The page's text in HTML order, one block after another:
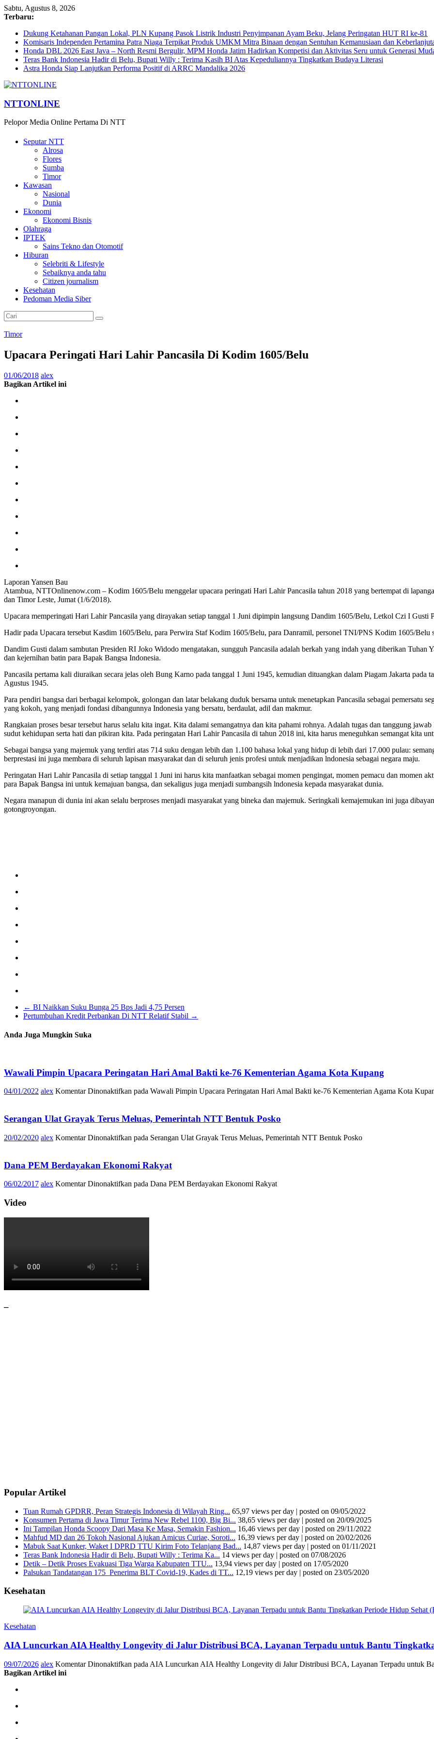
Sabtu, Agustus 8, 2026
Terbaru:
Dukung Ketahanan Pangan Lokal, PLN Kupang Pasok Listrik Industri Penyimpanan Ayam Beku, Jelang Peringatan HUT RI ke-81
Komisaris Independen Pertamina Patra Niaga Terpikat Produk UMKM Mitra Binaan dengan Sentuhan Kemanusiaan dan
Honda DBL 2026 East Java – North Resmi Bergulir, MPM Honda Jatim Hadirkan Kompetisi dan Aktivitas Seru untuk Generasi
Teras Bank Indonesia Hadir di Belu, Bupati Willy : Terima Kasih BI Atas Kepeduliannya Tingkatkan Budaya Literasi
Astra Honda Siap Lanjutkan Performa Positif di ARRC Mandalika 2026
NTTONLINE
Pelopor Media Online Pertama Di NTT
Seputar NTT
Alrosa
Flores
Sumba
Timor
Kawasan
Nasional
Dunia
Ekonomi
Ekonomi Bisnis
Olahraga
IPTEK
Sains Tekno dan Otomotif
Hiburan
Selebriti & Lifestyle
Sebaiknya anda tahu
Citizen journalism
Kesehatan
Pedoman Media Siber
Timor
Upacara Peringati Hari Lahir Pancasila Di Kodim 1605/Belu
01/06/2018 alex
Bagikan Artikel ini
Laporan Yansen Bau
Atambua, NTTOnlinenow.com – Kodim 1605/Belu menggelar upacara peringati Hari Lahir Pancasila tahun 2018 yang bertempat di
dan Timor Leste, Jumat (1/6/2018).
Upacara memperingati Hari Lahir Pancasila yang dirayakan setiap tanggal 1 Juni dipimpin langsung Dandim 1605/Belu, Letkol Czi I Gusti
Hadir pada Upacara tersebut Kasdim 1605/Belu, para Perwira Staf Kodim 1605/Belu, para Danramil, personel TNI/PNS Kodim 1605/Belu
Dandim Gusti dalam sambutan Presiden RI Joko Widodo mengatakan, sungguh Pancasila adalah berkah yang indah yang diberikan
dan kejernihan batin para Bapak Bangsa Indonesia.
Pancasila pertama kali diuraikan secara jelas oleh Bung Karno pada tanggal 1 Juni 1945, kemudian dituangkan dalam Piagam Jakarta pada
Agustus 1945.
Para pendiri bangsa dari berbagai kelompok, golongan dan latar belakang duduk bersama untuk menetapkan Pancasila sebagai pemersatu
yang kokoh, yang menjadi fondasi dibangunnya Indonesia yang bersatu, berdaulat, adil dan makmur.
Rangkaian proses besar tersebut harus selalu kita ingat. Kita dalami semangatnya dan kita pahami rohnya. Adalah tugas dan tanggung
sudut kehidupan serta hati dan pikiran kita. Pada peringatan Hari Lahir Pancasila di tahun 2018 ini, kita harus meneguhkan semangat kita
Sebagai bangsa yang majemuk yang terdiri atas 714 suku dengan lebih dan 1.100 bahasa lokal yang hidup di lebih dari 17.000 pulau:
berprestasi ini juga membara di seluruh lapisan masyarakat dan di seluruh jenis profesi untuk menjadikan lndonesia sebagai negara maju.
Peringatan Hari Lahir Pancasila di setiap tanggal 1 Juni ini harus kita manfaatkan sebagai momen pengingat, momen pemacu dan momen
para Bapak Bangsa ini untuk kemajuan bangsa, dan sekaligus juga menjadi sumbangsih lndonesia kepada masyarakat dunia.
Negara manapun di dunia ini akan selalu berproses menjadi masyarakat yang bineka dan majemuk. Seringkali kemajemukan ini juga
gotongroyongan.
← BI Naikkan Suku Bunga 25 Bps Jadi 4,75 Persen
Pertumbuhan Kredit Perbankan Di NTT Relatif Stabil →
Anda Juga Mungkin Suka
Wawali Pimpin Upacara Peringatan Hari Amal Bakti ke-76 Kementerian Agama Kota Kupang
04/01/2022 alex Komentar Dinonaktifkan pada Wawali Pimpin Upacara Peringatan Hari Amal Bakti ke-76 Kementerian Agama Kota
Serangan Ulat Grayak Terus Meluas, Pemerintah NTT Bentuk Posko
20/02/2020 alex Komentar Dinonaktifkan pada Serangan Ulat Grayak Terus Meluas, Pemerintah NTT Bentuk Posko
Dana PEM Berdayakan Ekonomi Rakyat
06/02/2017 alex Komentar Dinonaktifkan pada Dana PEM Berdayakan Ekonomi Rakyat
Video
–
Popular Artikel
Tuan Rumah GPDRR, Peran Strategis Indonesia di Wilayah Ring... 65,97 views per day | posted on 09/05/2022
Konsumen Pertama di Jawa Timur Terima New Rebel 1100, Big Bi... 38,65 views per day | posted on 20/09/2025
Ini Tampilan Honda Scoopy Dari Masa Ke Masa, Semakin Fashion... 16,46 views per day | posted on 29/11/2022
Mahfud MD dan 26 Tokoh Nasional Ajukan Amicus Curiae, Soroti... 16,39 views per day | posted on 20/02/2026
Mabuk Saat Kunker, Waket I DPRD TTU Kirim Foto Telanjang Bad... 14,87 views per day | posted on 01/11/2021
Teras Bank Indonesia Hadir di Belu, Bupati Willy : Terima Ka... 14 views per day | posted on 07/08/2026
Detik – Detik Proses Evakuasi Tiga Warga Kabupaten TTU... 13,94 views per day | posted on 17/05/2020
Palsukan Tandatangan 175 Penerima BLT Covid-19, Kades di TT... 12,19 views per day | posted on 23/05/2020
Kesehatan
Kesehatan
AIA Luncurkan AIA Healthy Longevity di Jalur Distribusi BCA, Layanan Terpadu untuk Bantu
09/07/2026 alex Komentar Dinonaktifkan pada AIA Luncurkan AIA Healthy Longevity di Jalur Distribusi BCA, Layanan Terpadu untuk
Bagikan Artikel ini